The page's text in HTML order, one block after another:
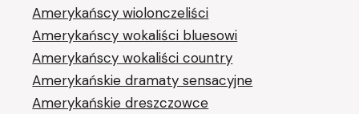
Amerykańscy wiolonczeliści
Amerykańscy wokaliści bluesowi
Amerykańscy wokaliści country
Amerykańskie dramaty sensacyjne
Amerykańskie dreszczowce